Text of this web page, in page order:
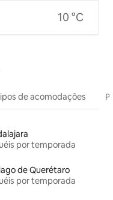
10 °C
de acomodações
por temporada
de Querétaro
por temporada